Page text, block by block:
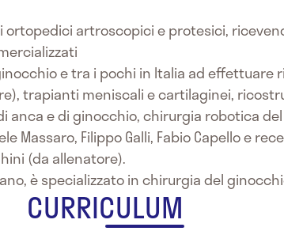
ortopedici artroscopici e protesici,
e tra i pochi in Italia ad effettuare
trapianti meniscali e cartilaginei,
e di ginocchio, chirurgia robotica
Massaro, Filippo Galli, Fabio Capello e
(da allenatore).
è specializzato in chirurgia del
CURRICULUM